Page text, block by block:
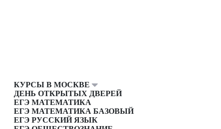
КУРСЫ В МОСКВЕ
ДЕНЬ ОТКРЫТЫХ ДВЕРЕЙ
ЕГЭ МАТЕМАТИКА
ЕГЭ МАТЕМАТИКА БАЗОВЫЙ
ЕГЭ РУССКИЙ ЯЗЫК